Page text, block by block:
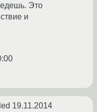
Это
и
19.11.2014